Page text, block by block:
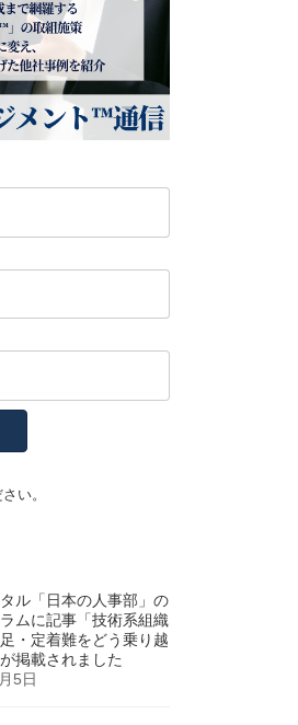
い。
ル「日本の人事部」の
ムに記事「技術系組織
・定着難をどう乗り越
掲載されました
5日